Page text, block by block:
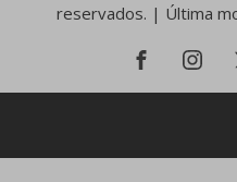
reservados. | Última